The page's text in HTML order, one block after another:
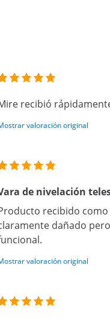
recibió
valoración original
de nivelación
recibido
dañado
valoración original